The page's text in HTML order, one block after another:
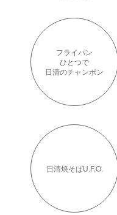
フライパン
ひとつで
日清のチャンポン
日清焼そばU.F.O.